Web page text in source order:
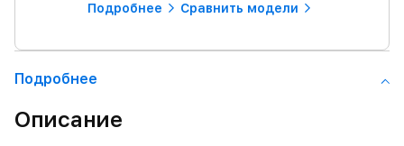
Подробнее Сравнить модели
Подробнее
Описание